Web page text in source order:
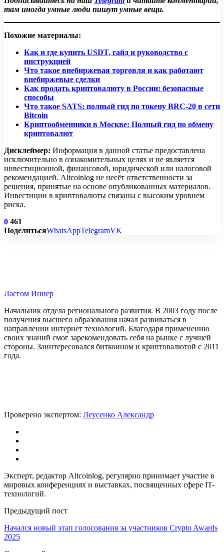
или кредитование.
для торговли, а основной капитал — в некастодиальных
кошельках или аппаратных устройствах. Также важно
хранить seed-фразы в безопасном месте.
там иногда умные люди пишут умные вещи.
Похожие материалы:
Как и где купить USDT, гайд и руководство с
инструкцией
Что такое внебиржевая торговля и как работают
внебиржевые сделки
Как продать криптовалюту в России: безопасные
способы
Что такое SATS: полный гид по токену BRC-20 в сети
Bitcoin
Криптообменники в Москве: Полный гид по обмену
криптовалют
Дисклеймер: Информация в данной статье предоставлена
исключительно в ознакомительных целях и не является
инвестиционной, финансовой, юридической или налоговой
рекомендацией. Altcoinlog не несёт ответственности за
решения, принятые на основе опубликованных материалов.
Инвестиции в криптовалюты связаны с высоким уровнем
риска.
0 461
ПоделитьсяWhatsAppTelegramVK
Ласгом Иннер
Начальник отдела регионального развития. В 2003 году после
получения высшего образования начал развиваться в
направлении интернет технологий. Благодаря применению
своих знаний смог зарекомендовать себя на рынке с лучшей
стороны. Заинтересовался биткоином и криптовалютой с 2011
года.
Проверено экспертом: Леусенко Александр
Эксперт, редактор Altcoinlog, регулярно принимает участие в
мировых конференциях и выставках, посвященных сфере IT-
технологий.
Предыдущий пост
Начался новый этап голосования за участников Crypto Awards
2025